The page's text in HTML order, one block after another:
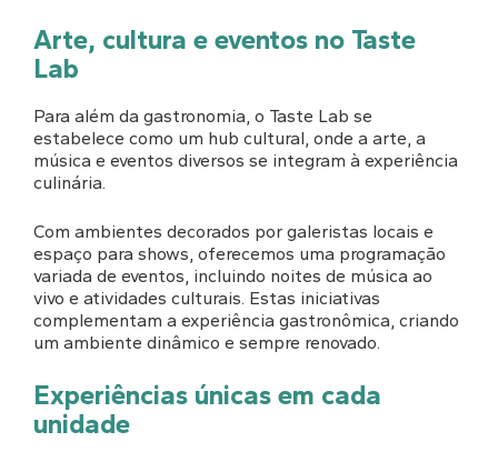
Arte, cultura e eventos no Taste
Lab
Para além da gastronomia, o Taste Lab se
estabelece como um hub cultural, onde a arte, a
música e eventos diversos se integram à experiência
culinária.
Com ambientes decorados por galeristas locais e
espaço para shows, oferecemos uma programação
variada de eventos, incluindo noites de música ao
vivo e atividades culturais. Estas iniciativas
complementam a experiência gastronômica, criando
um ambiente dinâmico e sempre renovado.
Experiências únicas em cada
unidade